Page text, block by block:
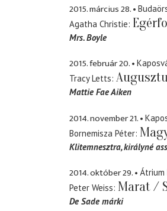
2015. március 28.
Agatha Christie
Mrs. Boyle
2015. február 20.
Tracy Letts
Mattie Fae Aiken
2014. november 21.
Bornemisza Péter
Klitemnesztra királyné
2014. október 29.
Átrium
Peter Weiss Marat /
De Sade márki